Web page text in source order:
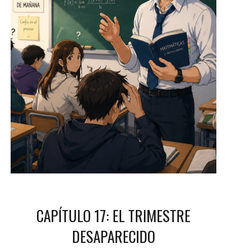
CAPÍTULO 17: EL TRIMESTRE
DESAPARECIDO